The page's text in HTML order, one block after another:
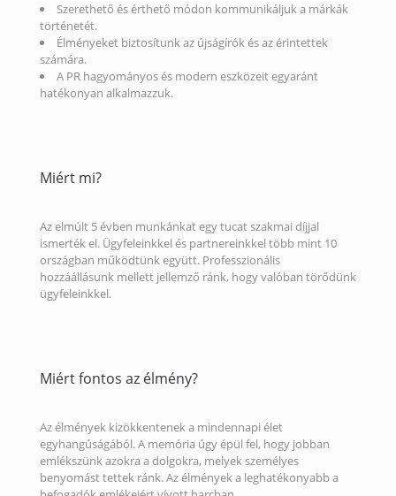
Szerethető és érthető módon kommunikáljuk a márkák
történetét.
Élményeket biztosítunk az újságírók és az érintettek
számára.
A PR hagyományos és modern eszközeit egyaránt
hatékonyan alkalmazzuk.
Miért mi?
Az elmúlt 5 évben munkánkat egy tucat szakmai díjjal
ismerték el. Ügyfeleinkkel és partnereinkkel több mint 10
országban működtünk együtt. Professzionális
hozzáállásunk mellett jellemző ránk, hogy valóban törődünk
ügyfeleinkkel.
Miért fontos az élmény?
Az élmények kizökkentenek a mindennapi élet
egyhangúságából. A memória úgy épül fel, hogy jobban
emlékszünk azokra a dolgokra, melyek személyes
benyomást tettek ránk. Az élmények a leghatékonyabb a